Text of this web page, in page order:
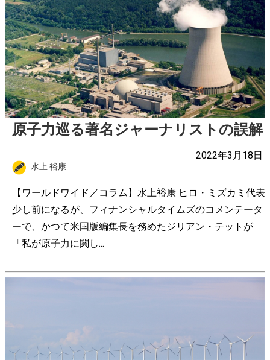
原子力巡る著名ジャーナリストの誤解
2022年3月18日
水上 裕康
【ワールドワイド／コラム】水上裕康 ヒロ・ミズカミ代表
少し前になるが、フィナンシャルタイムズのコメンテータ
ーで、かつて米国版編集長を務めたジリアン・テットが
「私が原子力に関し...